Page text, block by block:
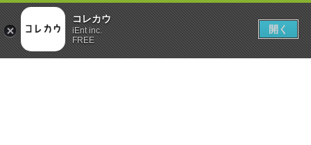
コレカウ
iEnt inc.
FREE
開く